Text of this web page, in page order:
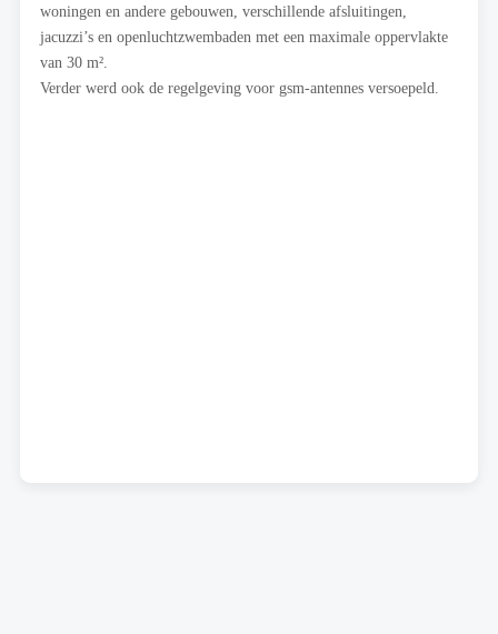
woningen en andere gebouwen, verschillende afsluitingen,
jacuzzi’s en openluchtzwembaden met een maximale oppervlakte
van 30 m².
Verder werd ook de regelgeving voor gsm-antennes versoepeld.